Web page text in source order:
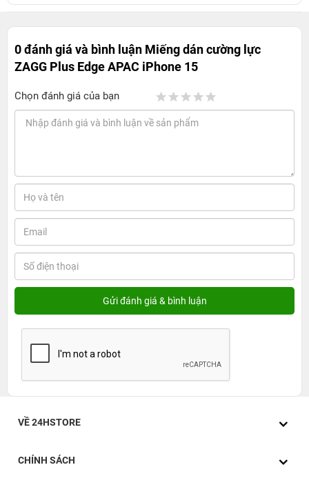
0 đánh giá và bình luận Miếng dán cường lực
ZAGG Plus Edge APAC iPhone 15
Chọn đánh giá của bạn
VỀ 24HSTORE
CHÍNH SÁCH